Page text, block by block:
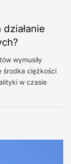
wymusiły
środka ciężkości
w czasie